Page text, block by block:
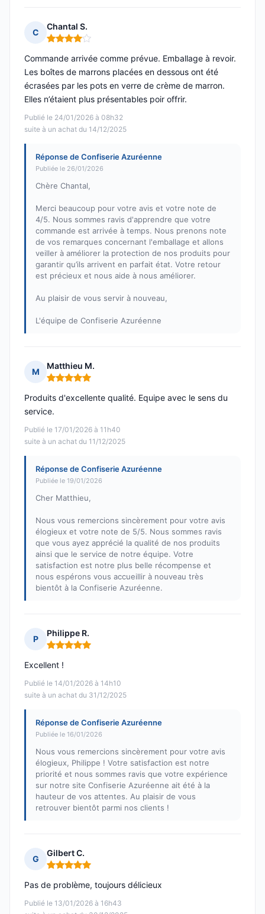
C
Chantal S.
Note : 4 sur 5
Publié le 24/01/2026 à 08h32
suite à un achat du 14/12/2025
Commande arrivée comme prévue. Emballage à revoir.
Les boîtes de marrons placées en dessous ont été
écrasées par les pots en verre de crème de marron.
Elles n’étaient plus présentables poir offrir.
Réponse de Confiserie Azuréenne
Publiée le 26/01/2026
Chère Chantal,
Merci beaucoup pour votre avis et votre note de
4/5. Nous sommes ravis d'apprendre que votre
commande est arrivée à temps. Nous prenons note
de vos remarques concernant l'emballage et allons
veiller à améliorer la protection de nos produits pour
garantir qu’ils arrivent en parfait état. Votre retour
est précieux et nous aide à nous améliorer.
Au plaisir de vous servir à nouveau,
L'équipe de Confiserie Azuréenne
M
Matthieu M.
Note : 5 sur 5
Publié le 17/01/2026 à 11h40
suite à un achat du 11/12/2025
Produits d'excellente qualité. Equipe avec le sens du
service.
Réponse de Confiserie Azuréenne
Publiée le 19/01/2026
Cher Matthieu,
Nous vous remercions sincèrement pour votre avis
élogieux et votre note de 5/5. Nous sommes ravis
que vous ayez apprécié la qualité de nos produits
ainsi que le service de notre équipe. Votre
satisfaction est notre plus belle récompense et
nous espérons vous accueillir à nouveau très
bientôt à la Confiserie Azuréenne.
P
Philippe R.
Note : 5 sur 5
Publié le 14/01/2026 à 14h10
suite à un achat du 31/12/2025
Excellent !
Réponse de Confiserie Azuréenne
Publiée le 16/01/2026
Nous vous remercions sincèrement pour votre avis
élogieux, Philippe ! Votre satisfaction est notre
priorité et nous sommes ravis que votre expérience
sur notre site Confiserie Azuréenne ait été à la
hauteur de vos attentes. Au plaisir de vous
retrouver bientôt parmi nos clients !
G
Gilbert C.
Note : 5 sur 5
Publié le 13/01/2026 à 16h43
Pas de problème, toujours délicieux